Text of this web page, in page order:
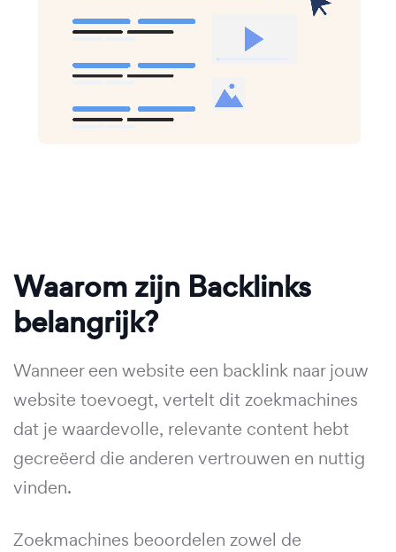
Waarom zijn Backlinks
belangrijk?
Wanneer een website een backlink naar jouw
website toevoegt, vertelt dit zoekmachines
dat je waardevolle, relevante content hebt
gecreëerd die anderen vertrouwen en nuttig
vinden.
Zoekmachines beoordelen zowel de